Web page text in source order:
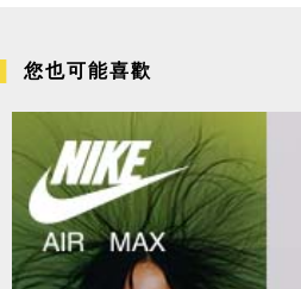
您也可能喜歡